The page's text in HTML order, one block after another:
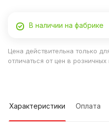
В наличии на фабрике
Цена действительна только
отличаться от цен в
Характеристики Оплата